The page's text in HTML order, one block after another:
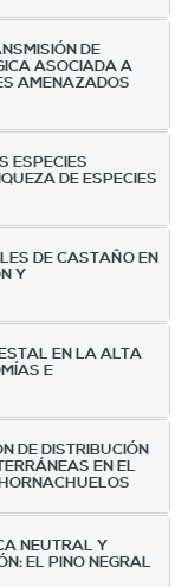
DE
ASOCIADA A
AMENAZADOS
ESPECIES
DE ESPECIES
DE CASTAÑO EN
Y
EN LA ALTA
E
DE DISTRIBUCIÓN
EN EL
NEUTRAL Y
EL PINO NEGRAL